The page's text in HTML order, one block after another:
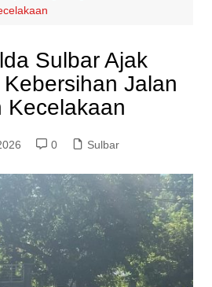
Sulbar Ajak
Jalan
Kecelakaan
0 Sulbar